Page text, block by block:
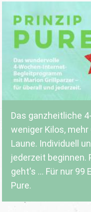
Das ganzheitliche
weniger Kilos,
Laune. Individuell
jederzeit beginnen.
geht's ... Für nur 99
Pure.